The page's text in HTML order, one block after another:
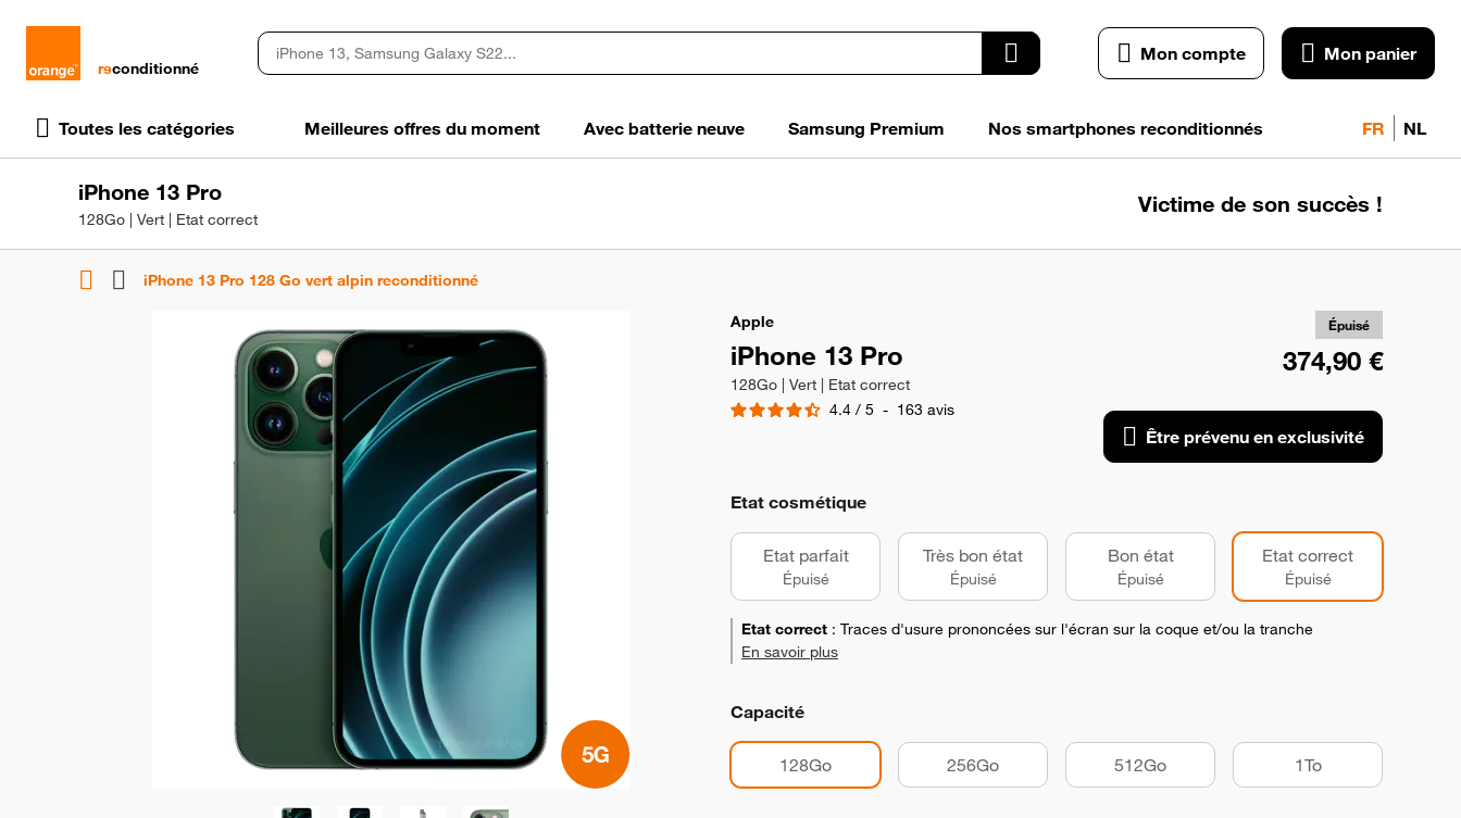
rɘconditionné
Mon compte Mon panier
Toutes les catégories Meilleures offres du moment Avec batterie neuve Samsung Premium Nos smartphones reconditionnés FR NL
iPhone 13 Pro
128Go | Vert | Etat correct
Victime de son succès !
iPhone 13 Pro 128 Go vert alpin reconditionné
Apple
iPhone 13 Pro
128Go | Vert | Etat correct
4.4 / 5 - 163 avis
Épuisé
374,90 €
Être prévenu en exclusivité
Etat cosmétique
Etat parfait
Épuisé
Très bon état
Épuisé
Bon état
Épuisé
Etat correct
Épuisé
Etat correct : Traces d'usure prononcées sur l'écran sur la coque et/ou la tranche
En savoir plus
Capacité
128Go 256Go 512Go 1To